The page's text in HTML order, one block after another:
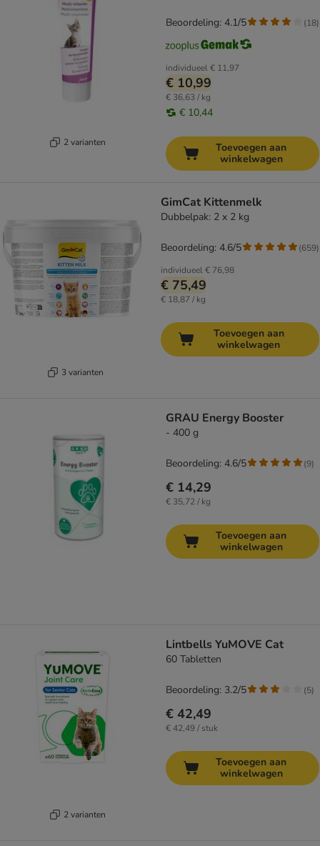
2 varianten
individueel€ 11,97
€ 10,99
€ 36,63 / kg
€ 10,44
Beoordeling: 4.1/5 (18)
Toevoegen aan
winkelwagen
3 varianten
GimCat Kittenmelk
Dubbelpak: 2 x 2 kg
individueel€ 76,98
€ 75,49
€ 18,87 / kg
Beoordeling: 4.6/5 (659)
Toevoegen aan
winkelwagen
GRAU Energy Booster
- 400 g
€ 14,29
€ 35,72 / kg
Beoordeling: 4.6/5 (9)
Toevoegen aan
winkelwagen
2 varianten
Lintbells YuMOVE Cat
60 Tabletten
€ 42,49
€ 42,49 / stuk
Beoordeling: 3.2/5 (5)
Toevoegen aan
winkelwagen